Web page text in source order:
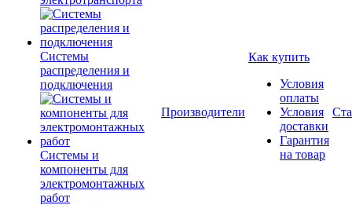
Системы
распределения и
подключения
Системы и
компоненты для
электромонтажных
работ
Производители
Как купить
Условия
оплаты
Условия
доставки
Гарантия
на товар